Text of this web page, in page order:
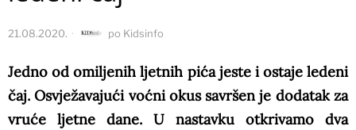
21.08.2020. po Kidsinfo
Jedno od omiljenih ljetnih pića jeste i ostaje ledeni
čaj. Osvježavajući voćni okus savršen je dodatak za
vruće ljetne dane. U nastavku otkrivamo dva